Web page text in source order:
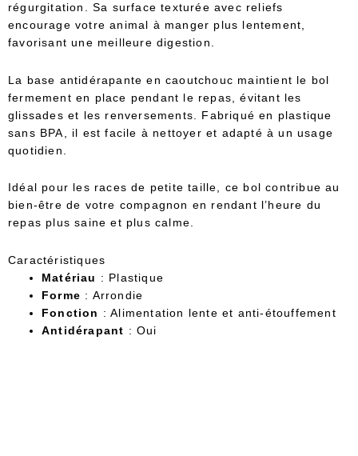
régurgitation. Sa surface texturée avec reliefs
encourage votre animal à manger plus lentement,
favorisant une meilleure digestion.
La base antidérapante en caoutchouc maintient le bol
fermement en place pendant le repas, évitant les
glissades et les renversements. Fabriqué en plastique
sans BPA, il est facile à nettoyer et adapté à un usage
quotidien.
Idéal pour les races de petite taille, ce bol contribue au
bien-être de votre compagnon en rendant l’heure du
repas plus saine et plus calme.
Caractéristiques
Matériau : Plastique
Forme : Arrondie
Fonction : Alimentation lente et anti-étouffement
Antidérapant : Oui